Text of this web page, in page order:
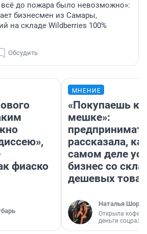
до пожара было невозможно»:
бизнесмен из Самары,
на складе Wildberries 100%
Обсудить
фиаско
МНЕНИЕ
«Покупаешь
мешке»:
рассказала,
самом деле
бизнес со
дешевых
Наталья
Открыла
деньги